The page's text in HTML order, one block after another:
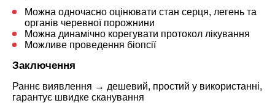
Можна одночасно оцінювати стан серця, легень та
органів черевної порожнини
Можна динамічно корегувати протокол лікування
Можливе проведення біопсії
Заключення
Раннє виявлення → дешевий, простий у використанні,
гарантує швидке сканування